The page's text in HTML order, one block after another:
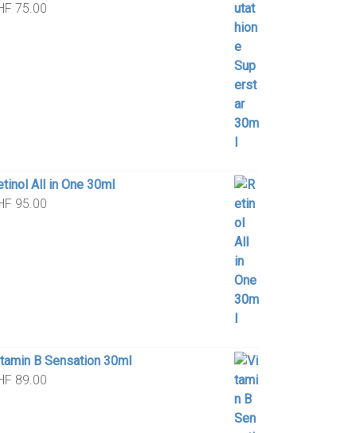
75.00
All in One 30ml
95.00
B Sensation 30ml
89.00